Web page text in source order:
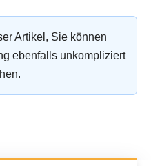
Artikel, Sie können
ebenfalls unkompliziert